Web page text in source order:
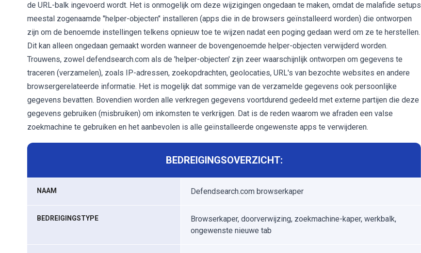
de URL-balk ingevoerd wordt. Het is onmogelijk om deze wijzigingen ongedaan te maken, omdat de malafide setups
meestal zogenaamde "helper-objecten" installeren (apps die in de browsers geïnstalleerd worden) die ontworpen
zijn om de benoemde instellingen telkens opnieuw toe te wijzen nadat een poging gedaan werd om ze te herstellen.
Dit kan alleen ongedaan gemaakt worden wanneer de bovengenoemde helper-objecten verwijderd worden.
Trouwens, zowel defendsearch.com als de 'helper-objecten' zijn zeer waarschijnlijk ontworpen om gegevens te
traceren (verzamelen), zoals IP-adressen, zoekopdrachten, geolocaties, URL's van bezochte websites en andere
browsergerelateerde informatie. Het is mogelijk dat sommige van de verzamelde gegevens ook persoonlijke
gegevens bevatten. Bovendien worden alle verkregen gegevens voortdurend gedeeld met externe partijen die deze
gegevens gebruiken (misbruiken) om inkomsten te verkrijgen. Dat is de reden waarom we afraden een ​​valse
zoekmachine te gebruiken en het aanbevolen is alle geïnstalleerde ongewenste apps te verwijderen.
BEDREIGINGSOVERZICHT:
NAAM Defendsearch.com browserkaper
BEDREIGINGSTYPE
Browserkaper, doorverwijzing, zoekmachine-kaper, werkbalk,
ongewenste nieuwe tab